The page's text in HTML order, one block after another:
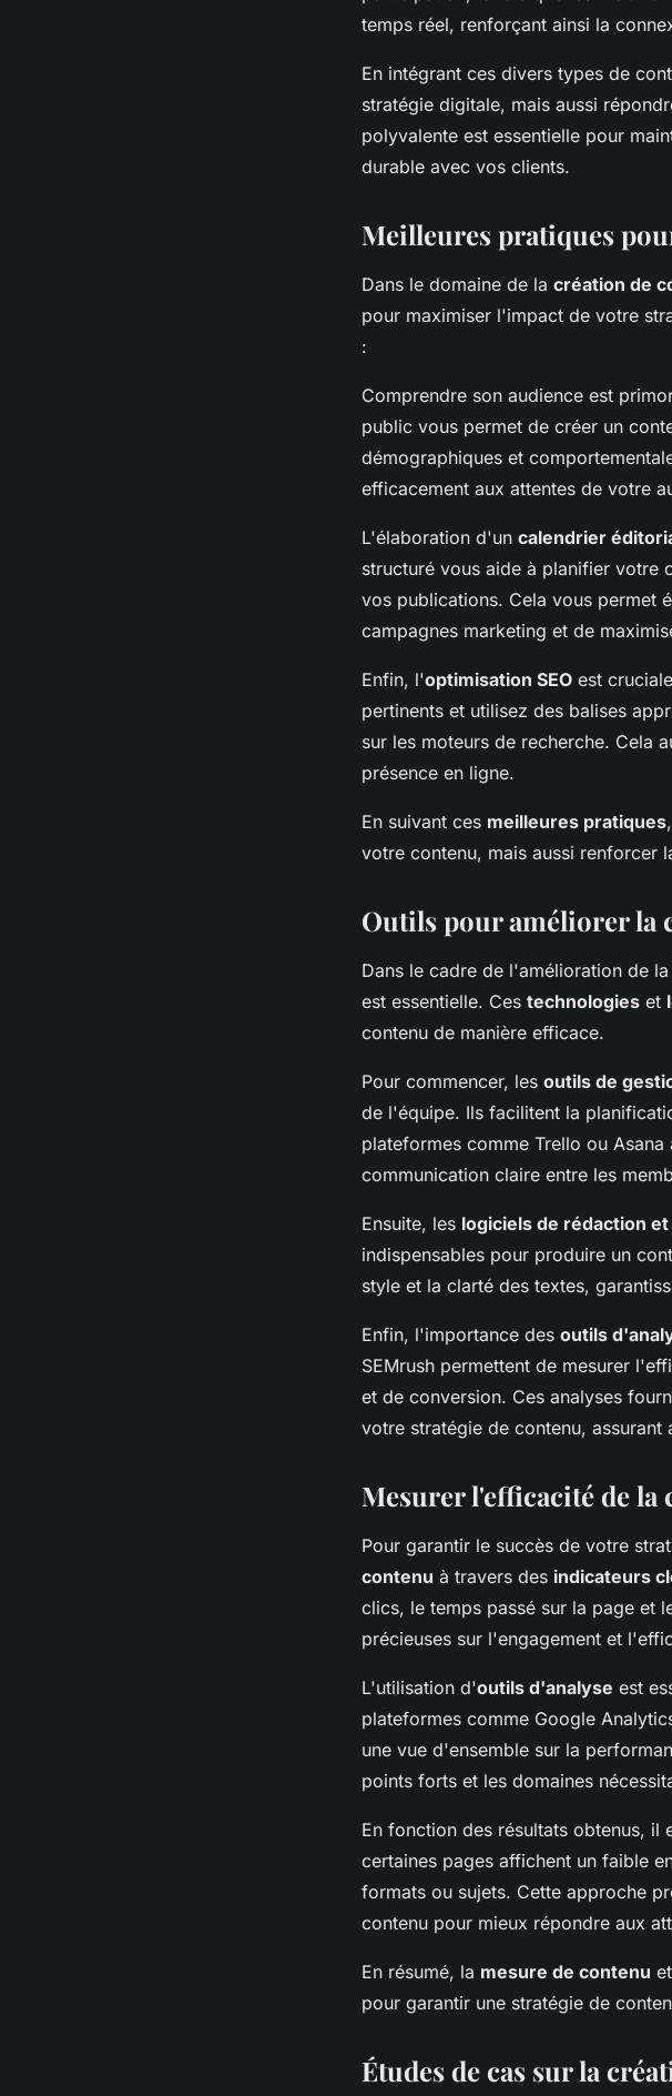
temps réel, renforçant ainsi la
En intégrant ces divers types de
stratégie digitale, mais aussi
polyvalente est essentielle pour
durable avec vos clients.
Meilleures pratiques
Dans le domaine de la création de
pour maximiser l'impact de votre
:
Comprendre son audience est
public vous permet de créer un
démographiques et
efficacement aux attentes de votre
L'élaboration d'un calendrier
structuré vous aide à planifier votre
vos publications. Cela vous permet
campagnes marketing et de
Enfin, l'optimisation SEO est
pertinents et utilisez des balises
sur les moteurs de recherche. Cela
présence en ligne.
En suivant ces meilleures pratiques
votre contenu, mais aussi renforcer
Outils pour améliorer la
Dans le cadre de l'amélioration de la
est essentielle. Ces technologies et
contenu de manière efficace.
Pour commencer, les outils de
de l'équipe. Ils facilitent la
plateformes comme Trello ou
communication claire entre les
Ensuite, les logiciels de rédaction
indispensables pour produire un
style et la clarté des textes,
Enfin, l'importance des outils
SEMrush permettent de mesurer
et de conversion. Ces analyses
votre stratégie de contenu, assurant
Mesurer l'efficacité de la
Pour garantir le succès de votre
contenu à travers des indicateurs
clics, le temps passé sur la page et
précieuses sur l'engagement et
L'utilisation d'outils d'analyse est
plateformes comme Google
une vue d'ensemble sur la
points forts et les domaines
En fonction des résultats obtenus, il
certaines pages affichent un faible
formats ou sujets. Cette approche
contenu pour mieux répondre aux
En résumé, la mesure de contenu
pour garantir une stratégie de
Études de cas sur la